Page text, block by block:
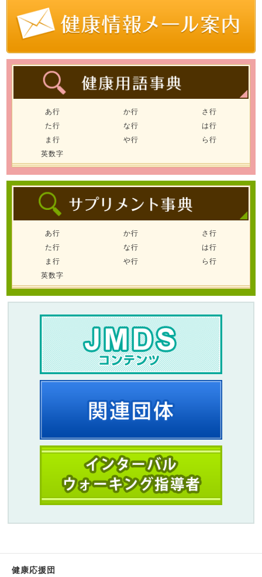
あ行 か行
さ行
た行
な行
は行
ま行
や行
ら行
英数字
あ行 か行
さ行
た行
な行
は行
ま行
や行
ら行
英数字
健康応援団